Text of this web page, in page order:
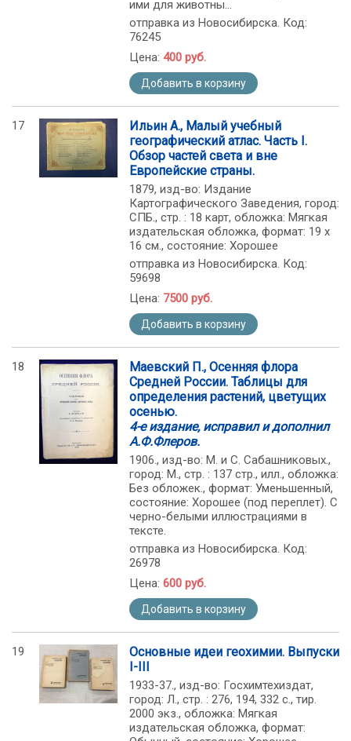
ими для животны...
отправка из Новосибирска. Код:
76245
Цена: 400 руб.
Добавить в корзину
17
Ильин А., Малый учебный
географический атлас. Часть I.
Обзор частей света и вне
Европейские страны.
1879, изд-во: Издание
Картографического Заведения, город:
СПБ., стр. : 18 карт, обложка: Мягкая
издательская обложка, формат: 19 х
16 см., состояние: Хорошее
отправка из Новосибирска. Код:
59698
Цена: 7500 руб.
Добавить в корзину
18
Маевский П., Осенняя флора
Средней России. Таблицы для
определения растений, цветущих
осенью.
4-е издание, исправил и дополнил
А.Ф.Флеров.
1906., изд-во: М. и С. Сабашниковых.,
город: М., стр. : 137 стр., илл., обложка:
Без обложек., формат: Уменьшенный,
состояние: Хорошее (под переплет). С
черно-белыми иллюстрациями в
тексте.
отправка из Новосибирска. Код:
26978
Цена: 600 руб.
Добавить в корзину
19
Основные идеи геохимии. Выпуски
I-III
1933-37., изд-во: Госхимтехиздат,
город: Л., стр. : 276, 194, 332 с., тир.
2000 экз., обложка: Мягкая
издательская обложка, формат: